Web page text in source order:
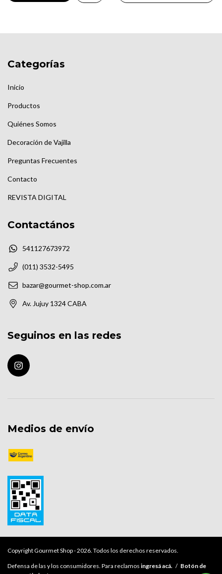
Categorías
Inicio
Productos
Quiénes Somos
Decoración de Vajilla
Preguntas Frecuentes
Contacto
REVISTA DIGITAL
Contactános
541127673972
(011) 3532-5495
bazar@gourmet-shop.com.ar
Av. Jujuy 1324 CABA
Seguinos en las redes
Medios de envío
Copyright Gourmet Shop - 2026. Todos los derechos reservados.
Defensa de las y los consumidores. Para reclamos ingresá acá. / Botón de